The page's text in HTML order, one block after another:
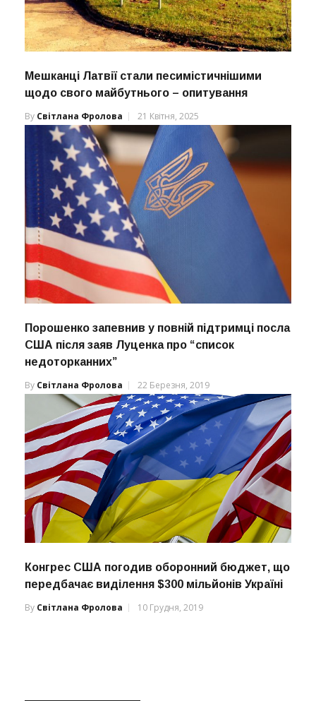
Мешканці Латвії стали песимістичнішими
щодо свого майбутнього – опитування
By Світлана Фролова 21 Квітня, 2025
Порошенко запевнив у повній підтримці посла
США після заяв Луценка про “список
недоторканних”
By Світлана Фролова 22 Березня, 2019
Конгрес США погодив оборонний бюджет, що
передбачає виділення $300 мільйонів Україні
By Світлана Фролова 10 Грудня, 2019